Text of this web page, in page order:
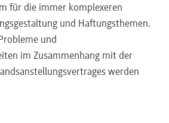
für die immer komplexeren
und Haftungsthemen.
und
im Zusammenhang mit der
werden